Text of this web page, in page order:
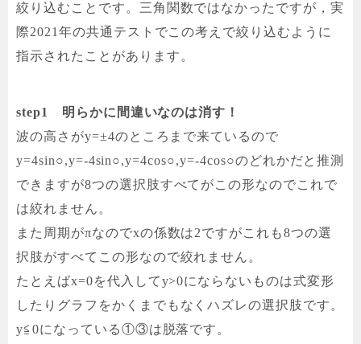
絞り込むことです。三角関数ではなかったですが，実
際2021年の共通テストでこの考えで絞り込むように
指示されたことがあります。
step1 明らかに間違いなのは消す！
波の高さがy=±4のところまで来ているので
y=4sin○,y=-4sin○,y=4cos○,y=-4cos○のどれかだと推測
できますが8つの選択肢すべてがこの形なのでこれで
は絞れません。
また周期がπなのでxの係数は2ですがこれも8つの選
択肢がすべてこの形なので絞れません。
たとえばx=0を代入してy>0にならないものは式変形
したりグラフをかくまでもなくハズレの選択肢です。
y≦0になっている①③は脱落です。